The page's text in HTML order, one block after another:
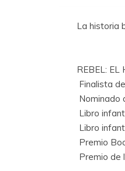
La historia
REBEL: EL
 Finalista

 Libro
 Libro
 Premio
 Premio